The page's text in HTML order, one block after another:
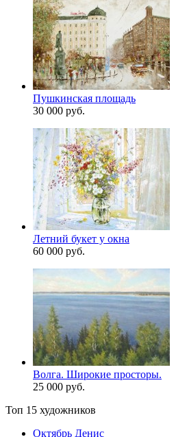
Пушкинская площадь
30 000 руб.
Летний букет у окна
60 000 руб.
Волга. Широкие просторы.
25 000 руб.
Топ 15 художников
Октябрь Денис